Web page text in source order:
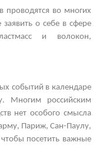
проводятся во многих
о себе в сфере
и волокон,
событий в календаре
Многим российским
нет особого смысла
Париж, Сан-Паулу,
посетить важные